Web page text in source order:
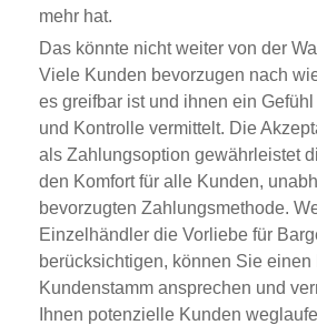
mehr hat.
Das könnte nicht weiter von der
Viele Kunden bevorzugen nach
es greifbar ist und ihnen ein
und Kontrolle vermittelt. Die
als Zahlungsoption gewährleistet
den Komfort für alle Kunden,
bevorzugten Zahlungsmethode.
Einzelhändler die Vorliebe für
berücksichtigen, können Sie einen
Kundenstamm ansprechen und
Ihnen potenzielle Kunden